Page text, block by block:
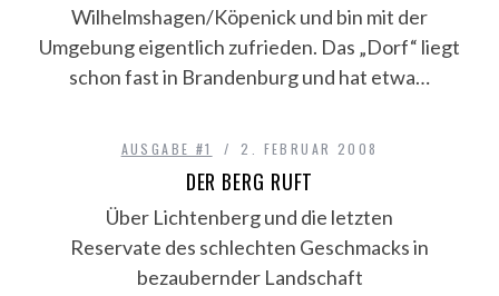
Wilhelmshagen/Köpenick und bin mit der
Umgebung eigentlich zufrieden. Das „Dorf“ liegt
schon fast in Brandenburg und hat etwa…
AUSGABE #1 2. FEBRUAR 2008
DER BERG RUFT
Über Lichtenberg und die letzten
Reservate des schlechten Geschmacks in
bezaubernder Landschaft